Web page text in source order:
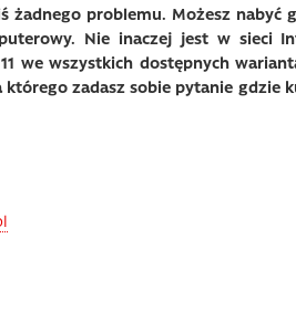
żadnego problemu. Możesz nabyć
Nie inaczej jest w sieci
we wszystkich dostępnych
którego zadasz sobie pytanie gdzie